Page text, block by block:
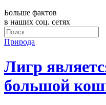
Больше фактов
в наших соц. сетях
Природа
Лигр
большой